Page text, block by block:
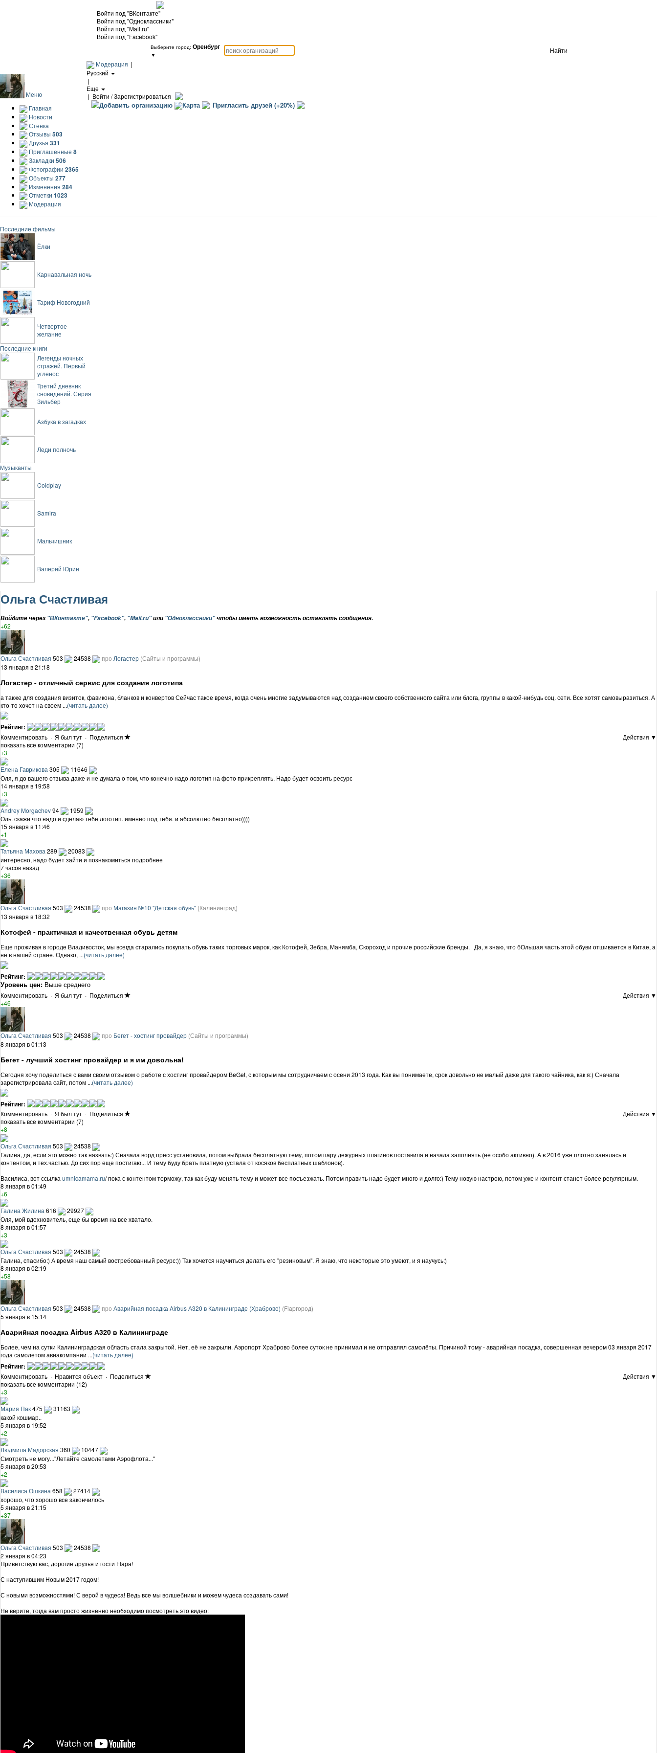
Войти под "ВКонтакте"
Войти под "Одноклассники"
Войти под "Mail.ru"
Войти под "Facebook"
Выберите город: Оренбург
▼
Найти
Модерация |
Русский
|
Еще
| Войти / Зарегистрироваться
Добавить организацию Карта Пригласить друзей (+20%)
Меню
Главная
Новости
Стенка
Отзывы 503
Друзья 331
Приглашенные 8
Закладки 506
Фотографии 2365
Объекты 277
Изменения 284
Отметки 1023
Модерация
Последние фильмы
Ёлки
Карнавальная ночь
Тариф Новогодний
Четвертое
желание
Последние книги
Легенды ночных
стражей. Первый
угленос
Третий дневник
сновидений. Серия
Зильбер
Азбука в загадках
Леди полночь
Музыканты
Coldplay
Samira
Мальчишник
Валерий Юрин
Ольга Счастливая
Войдите через "ВКонтакте", "Facebook", "Mail.ru"или "Одноклассники"чтобы иметь возможность оставлять сообщения.
+62
Ольга Счастливая 503 24538 про Логастер (Сайты и программы)
13 января в 21:18
Логастер - отличный сервис для создания логотипа
а также для создания визиток, фавикона, бланков и конвертов Сейчас такое время, когда очень многие задумываются над созданием своего собственного сайта или блога, группы в какой-нибудь соц. сети. Все хотят самовыразиться. А
кто-то хочет на своем ...(читать далее)
Рейтинг:
Комментировать · Я был тут · Поделиться
Действия ▼
показать все комментарии (7)
+3
Елена Гаврикова 305
11646
Оля, я до вашего отзыва даже и не думала о том, что конечно надо логотип на фото прикреплять. Надо будет освоить ресурс
14 января в 19:58
+3
Andrey Morgachev94
1959
Оль. скажи что надо и сделаю тебе логотип. именно под тебя. и абсолютно бесплатно))))
15 января в 11:46
+1
Татьяна Махова 289
20083
интересно, надо будет зайти и познакомиться подробнее
7 часов назад
+36
Ольга Счастливая 503 24538 про Магазин №10 "Детская обувь" (Калининград)
13 января в 18:32
Котофей - практичная и качественная обувь детям
Еще проживая в городе Владивосток, мы всегда старались покупать обувь таких торговых марок, как Котофей, Зебра, Манямба, Скороход и прочие российские бренды. Да, я знаю, что бОльшая часть этой обуви отшивается в Китае, а
не в нашей стране. Однако, ...(читать далее)
Рейтинг:
Уровень цен: Выше среднего
Комментировать · Я был тут · Поделиться
Действия ▼
+46
Ольга Счастливая 503 24538 про Бегет - хостинг провайдер (Сайты и программы)
8 января в 01:13
Бегет - лучший хостинг провайдер и я им довольна!
Сегодня хочу поделиться с вами своим отзывом о работе с хостинг провайдером BeGet, с которым мы сотрудничаем с осени 2013 года. Как вы понимаете, срок довольно не малый даже для такого чайника, как я:) Сначала
зарегистрировала сайт, потом ...(читать далее)
Рейтинг:
Комментировать · Я был тут · Поделиться
Действия ▼
показать все комментарии (7)
+8
Ольга Счастливая 503
24538
Галина, да, если это можно так назвать:) Сначала ворд пресс установила, потом выбрала бесплатную тему, потом пару дежурных плагинов поставила и начала заполнять (не особо активно). А в 2016 уже плотно занялась и
контентом, и тех.частью. До сих пор еще постигаю... И тему буду брать платную (устала от косяков бесплатных шаблонов).
Василиса, вот ссылка umnicamama.ru/ пока с контентом торможу, так как буду менять тему и может все посъезжать. Потом править надо будет много и долго:) Тему новую настрою, потом уже и контент станет более регулярным.
8 января в 01:49
+6
Галина Жилина 616
29927
Оля, мой вдохновитель, еще бы время на все хватало.
8 января в 01:57
+3
Ольга Счастливая 503
24538
Галина, спасибо:) А время наш самый востребованный ресурс:)) Так хочется научиться делать его "резиновым". Я знаю, что некоторые это умеют, и я научусь:)
8 января в 02:19
+58
Ольга Счастливая 503 24538 про Аварийная посадка Airbus А320 в Калининграде (Храброво) (Flapгород)
5 января в 15:14
Аварийная посадка Airbus А320 в Калининграде
Более, чем на сутки Калининградская область стала закрытой. Нет, её не закрыли. Аэропорт Храброво более суток не принимал и не отправлял самолёты. Причиной тому - аварийная посадка, совершенная вечером 03 января 2017
года самолетом авиакомпании ...(читать далее)
Рейтинг:
Комментировать · Нравится объект · Поделиться
Действия ▼
показать все комментарии (12)
+3
Мария Пак475
31163
какой кошмар..
5 января в 19:52
+2
Людмила Мадорская 360
10447
Смотреть не могу..."Летайте самолетами Аэрофлота..."
5 января в 20:53
+2
Василиса Ошкина 658
27414
хорошо, что хорошо все закончилось
5 января в 21:15
+37
Ольга Счастливая 503
24538
2 января в 04:23
Приветствую вас, дорогие друзья и гости Flapа!
С наступившим Новым 2017 годом!
С новыми возможностями! С верой в чудеса! Ведь все мы волшебники и можем чудеса создавать сами!
Не верите, тогда вам просто жизненно необходимо посмотреть это видео: